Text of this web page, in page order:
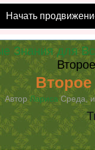
Начать
Знания для
Автор ЛарисаСреда,